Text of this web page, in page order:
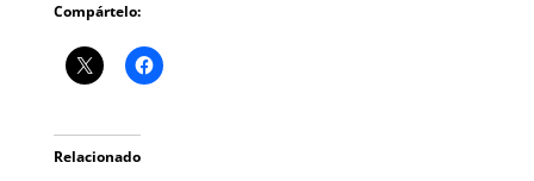
Compártelo:
Relacionado